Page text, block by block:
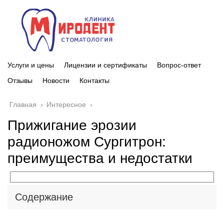
Услуги и цены Лицензии и сертификаты
Вопрос-ответ
Отзывы
Новости Контакты
Главная › Интересное ›
Прижигание эрозии
радионожом Сургитрон:
преимущества и недостатки
Содержание